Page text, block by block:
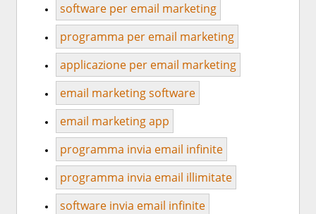
software per email marketing
programma per email marketing
applicazione per email marketing
email marketing software
email marketing app
programma invia email infinite
programma invia email illimitate
software invia email infinite